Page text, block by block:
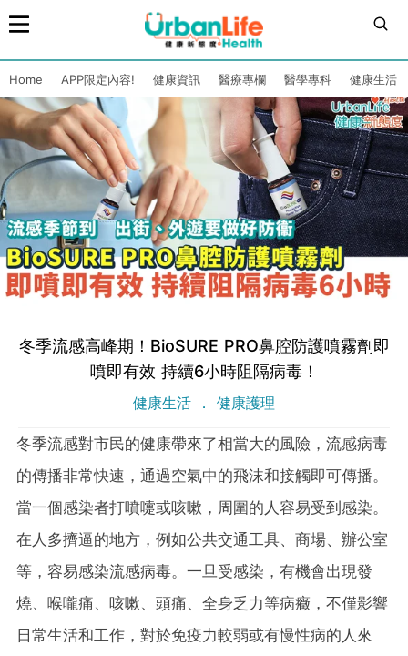
Home APP限定內容! 健康資訊 醫療專欄 醫學專科 健康生活
冬季流感高峰期！BioSURE PRO鼻腔防護噴霧劑即
噴即有效 持續6小時阻隔病毒！
健康生活 健康護理
冬季流感對市民的健康帶來了相當大的風險，流感病毒
的傳播非常快速，通過空氣中的飛沫和接觸即可傳播。
當一個感染者打噴嚏或咳嗽，周圍的人容易受到感染。
在人多擠逼的地方，例如公共交通工具、商場、辦公室
等，容易感染流感病毒。一旦受感染，有機會出現發
燒、喉嚨痛、咳嗽、頭痛、全身乏力等病癥，不僅影響
日常生活和工作，對於免疫力較弱或有慢性病的人來